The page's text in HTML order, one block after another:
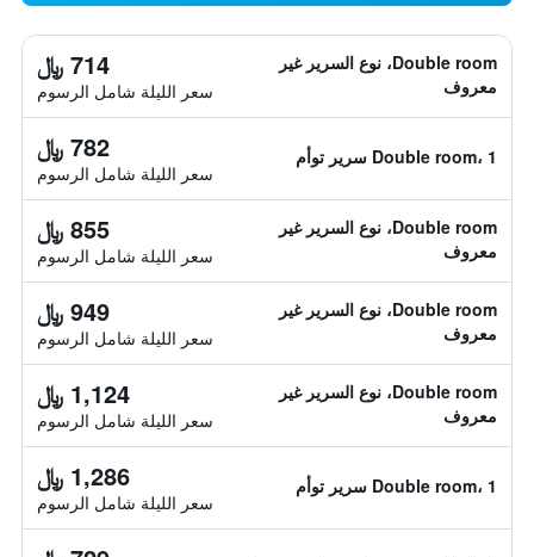
Double room، نوع السرير غير
معروف
714 ﷼
سعر الليلة شامل الرسوم
Double room، 1 سرير توأم 782 ﷼
سعر الليلة شامل الرسوم
Double room، نوع السرير غير
معروف
855 ﷼
سعر الليلة شامل الرسوم
Double room، نوع السرير غير
معروف
949 ﷼
سعر الليلة شامل الرسوم
Double room، نوع السرير غير
معروف
1,124 ﷼
سعر الليلة شامل الرسوم
Double room، 1 سرير توأم 1,286 ﷼
سعر الليلة شامل الرسوم